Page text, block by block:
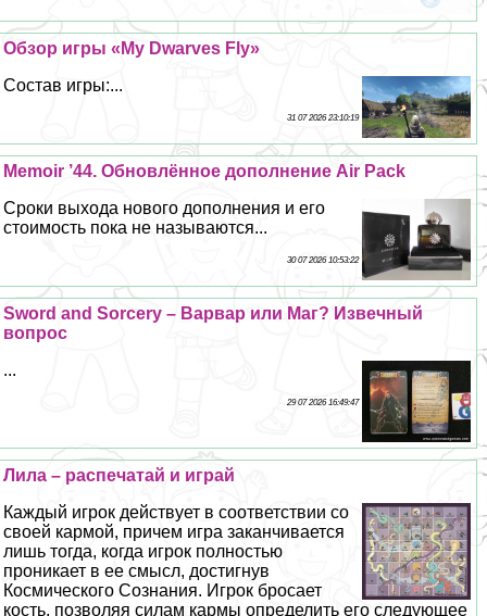
Обзор игры «My Dwarves Fly»
Состав игры:...
31 07 2026 23:10:19
Memoir ’44. Обновлённое дополнение Air Pack
Сроки выхода нового дополнения и его
стоимость пока не называются...
30 07 2026 10:53:22
Sword and Sorcery – Варвар или Маг? Извечный
вопрос
...
29 07 2026 16:49:47
Лила – распечатай и играй
Каждый игрок действует в соответствии со
своей кармой, причем игра заканчивается
лишь тогда, когда игрок полностью
проникает в ее смысл, достигнув
Космического Сознания. Игрок бросает
кость, позволяя силам кармы определить его следующее